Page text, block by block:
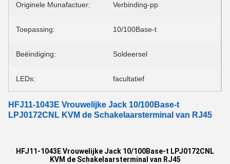
Originele Munafactuer: Verbinding-pp
Toepassing: 10/100Base-t
Beëindiging: Soldeersel
LEDs: facultatief
HFJ11-1043E Vrouwelijke Jack 10/100Base-t
LPJ0172CNL KVM de Schakelaarsterminal van RJ45
HFJ11-1043E Vrouwelijke Jack 10/100Base-t LPJ0172CNL
KVM de Schakelaarsterminal van RJ45